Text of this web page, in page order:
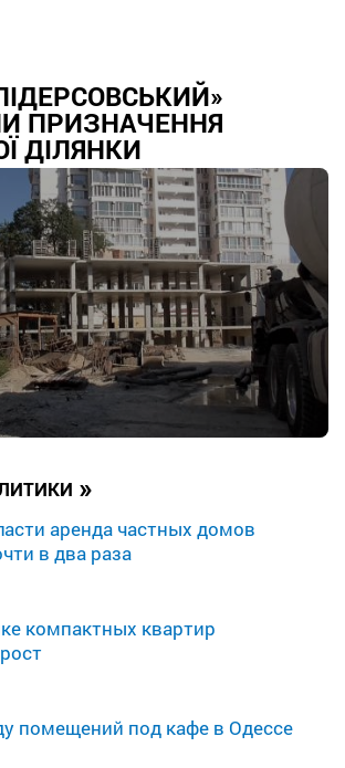
ПРИЗНАЧЕННЯ
ДІЛЯНКИ
»
аренда частных домов
в два раза
компактных квартир
помещений под кафе в Одессе